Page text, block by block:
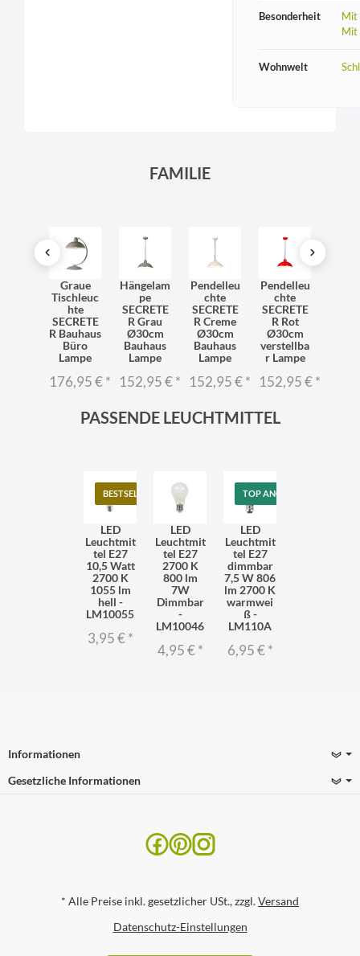
Besonderheit
Mit
Mit
Wohnwelt
FAMILIE
Graue
Tischleuc
hte
SECRETE
R Bauhaus
Büro
Lampe
176,95 €*
Hängelam
pe
SECRETE
R Grau
Ø30cm
Bauhaus
Lampe
152,95 €*
Pendelleu
chte
SECRETE
R Creme
Ø30cm
Bauhaus
Lampe
152,95 €*
Pendelleu
chte
SECRETE
R Rot
Ø30cm
verstellba
r Lampe
152,95 €*
PASSENDE LEUCHTMITTEL
BESTSELLER
LED
Leuchtmit
tel E27
10,5 Watt
2700 K
1055 lm
hell -
LM10055
3,95 €*
LED
Leuchtmit
tel E27
2700 K
800 lm
7W
Dimmbar
-
LM10046
4,95 €*
TOP ANGEBOT
LED
Leuchtmit
tel E27
dimmbar
7,5 W 806
lm 2700 K
warmwei
ß -
LM110A
6,95 €*
Informationen
Gesetzliche Informationen
* Alle Preise inkl. gesetzlicher USt., zzgl.Versand
Datenschutz-Einstellungen